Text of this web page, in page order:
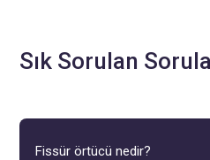
Sık Sorulan
Fissür örtücü nedir?